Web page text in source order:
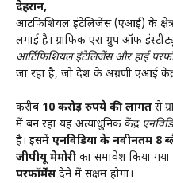
देहरादून,
आर्टिफिशियल इंटेलिजेंस (एआई) के
लगाई है। ग्राफिक एरा ग्रुप ऑफ
आर्टिफिशियल इंटेलिजेंस और हाई
जा रहा है, जो देश के अग्रणी एआई
करीब 10 करोड़ रुपये की लागत से
में बन रहा यह अत्याधुनिक केंद्र
है। इसमें एनविडिया के नवीनतम 8
जीपीयू मेमोरी का समावेश किया
परफॉर्मेंसदेने में सक्षम होगा।